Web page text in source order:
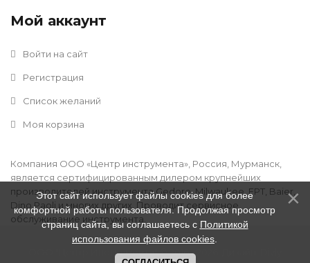
Мой аккаунт
Войти на сайт
Регистрация
Список желаний
Моя корзина
Компания ООО «Центр инструмента», Россия, Мурманск,
является сертифицированным дилером крупнейших
производителей инструмента Gedore, Milwaukee, FPT, Baier,
Dino Paoli и многих других. Проводит сервисное
обслуживание инструмента.
ООО "Центр Инструмента" © 2016 - 2026
Этот сайт использует файлы cookies для более
комфортной работы пользователя. Продолжая просмотр
страниц сайта, вы соглашаетесь с Политикой
использования файлов cookies